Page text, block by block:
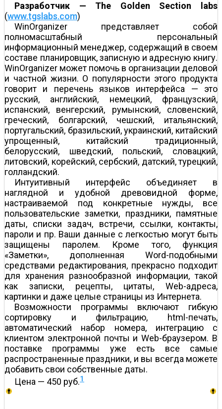
Разработчик — The Golden Section labs
(www.tgslabs.com)
WinOrganizer представляет собой
полномасштабный персональный
информационный менеджер, содержащий в своем
составе планировщик, записную и адресную книгу.
WinOrganizer может помочь в организации деловой
и частной жизни. О популярности этого продукта
говорит и перечень языков интерфейса — это
русский, английский, немецкий, французский,
испанский, венгерский, румынский, словенский,
греческий, болгарский, чешский, итальянский,
португальский, бразильский, украинский, китайский
упрощенный, китайский традиционный,
белорусский, шведский, польский, словацкий,
литовский, корейский, сербский, датский, турецкий,
голландский.
Интуитивный интерфейс объединяет в
наглядной и удобной древовидной форме,
настраиваемой под конкретные нужды, все
пользовательские заметки, праздники, памятные
даты, списки задач, встречи, ссылки, контакты,
пароли и пр. Ваши данные с легкостью могут быть
защищены паролем. Кроме того, функция
«Заметки», дополненная Word-подобными
средствами редактирования, прекрасно подходит
для хранения разнообразной информации, такой
как записки, рецепты, цитаты, Web-адреса,
картинки и даже целые страницы из Интернета.
Возможности программы включают гибкую
сортировку и фильтрацию, html-печать,
автоматический набор номера, интеграцию с
клиентом электронной почты и Web-браузером. В
поставке программы уже есть все самые
распространенные праздники, и вы всегда можете
добавить свои собственные даты.
Цена — 450 руб.1